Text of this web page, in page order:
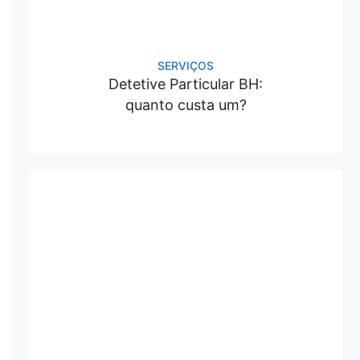
SERVIÇOS
Detetive Particular BH:
quanto custa um?